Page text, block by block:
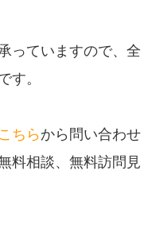
っていますので、全
す。
こちらから問い合わせ
料相談、無料訪問見